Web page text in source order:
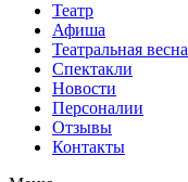
Театр
Афиша
Театральная весна
Спектакли
Новости
Персоналии
Отзывы
Контакты